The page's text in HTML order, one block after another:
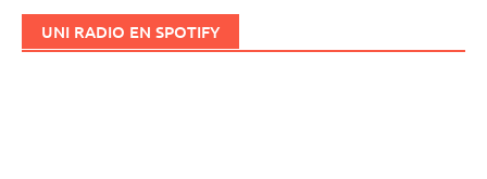
UNI RADIO EN SPOTIFY